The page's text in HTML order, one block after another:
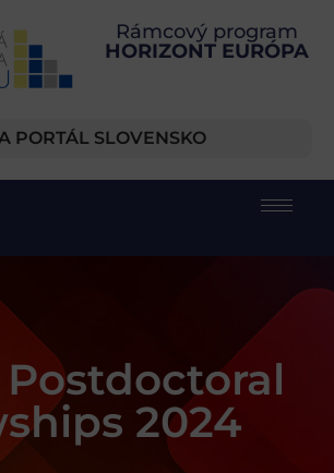
Rámcový program
HORIZONT EURÓPA
PORTÁL SLOVENSKO
Postdoctoral
2024